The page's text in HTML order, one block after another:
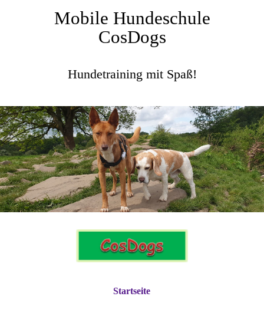
Mobile Hundeschule
CosDogs
Hundetraining mit Spaß!
Startseite